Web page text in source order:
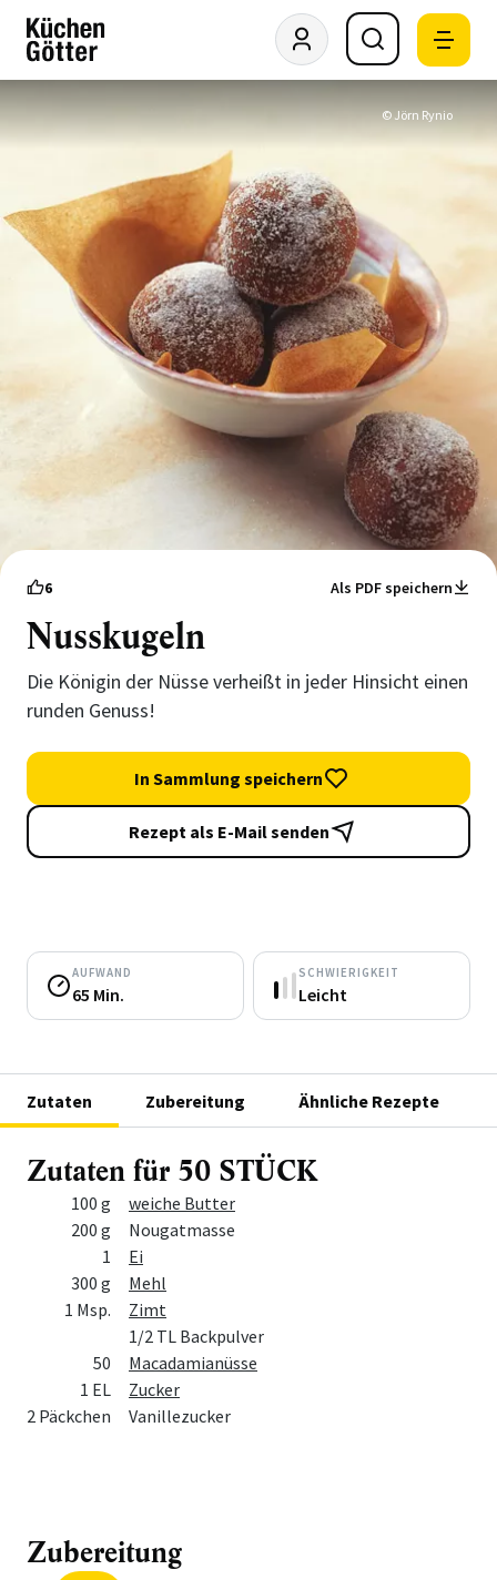
© Jörn Rynio
6 Als PDF speichern
Nusskugeln
Die Königin der Nüsse verheißt in jeder Hinsicht einen
runden Genuss!
In Sammlung speichern
Rezept als E-Mail senden
AUFWAND
65 Min.
SCHWIERIGKEIT
Leicht
Zutaten Zubereitung Ähnliche Rezepte
Zutaten für 50 STÜCK
MengeZutat
100 g
weiche Butter
200 g
Nougatmasse
1
Ei
300 g
Mehl
1 Msp.
Zimt
1/2 TL Backpulver
50
Macadamianüsse
1 EL
Zucker
2 Päckchen
Vanillezucker
Zubereitung